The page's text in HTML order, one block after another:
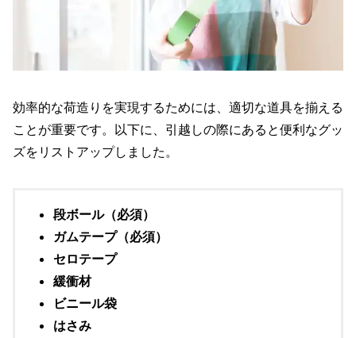
効率的な荷造りを実現するためには、適切な道具を揃える
ことが重要です。以下に、引越しの際にあると便利なグッ
ズをリストアップしました。
段ボール（必須）
ガムテープ（必須）
セロテープ
緩衝材
ビニール袋
はさみ